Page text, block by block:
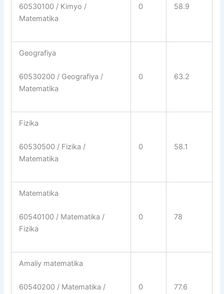
60530100 / Kimyo /
Matematika
0 58.9
Geografiya
60530200 / Geografiya /
Matematika
0 63.2
Fizika
60530500 / Fizika /
Matematika
0 58.1
Matematika
60540100 / Matematika /
Fizika
0 78
Amaliy matematika
60540200 / Matematika /
0 77.6